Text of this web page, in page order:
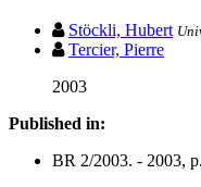
Stöckli, Hubert
Tercier, Pierre
2003
Published in:
BR 2/2003. - 2003,